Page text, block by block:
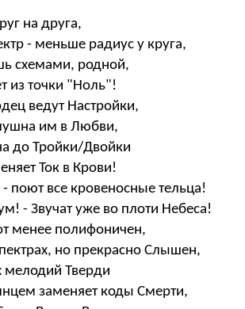
на друга,
- меньше радиус у круга,
схемами, родной,
из точки "Ноль"!
ведут Настройки,
им в Любви,
до Тройки/Двойки
Ток в Крови!
поют все кровеносные тельца!
- Звучат уже во плоти Небеса!
менее полифоничен,
но прекрасно Слышен,
Тверди
заменяет коды Смерти,